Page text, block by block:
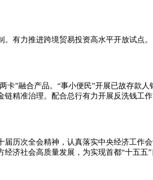
有力推进跨境贸易投资高水平开放试点
”融合产品。“事小便民”开展已故存款
精准治理。配合总行有力开展反洗钱工
历次全会精神，认真落实中央经济工作
济社会高质量发展，为实现首都“十五五”